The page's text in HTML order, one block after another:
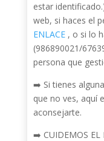
estar
web, si haces el
ENLACE , o si lo
(986890021/
persona que
➡️ Si tienes
que no ves, aquí
aconsejarte.
➡️ CUIDEMOS EL